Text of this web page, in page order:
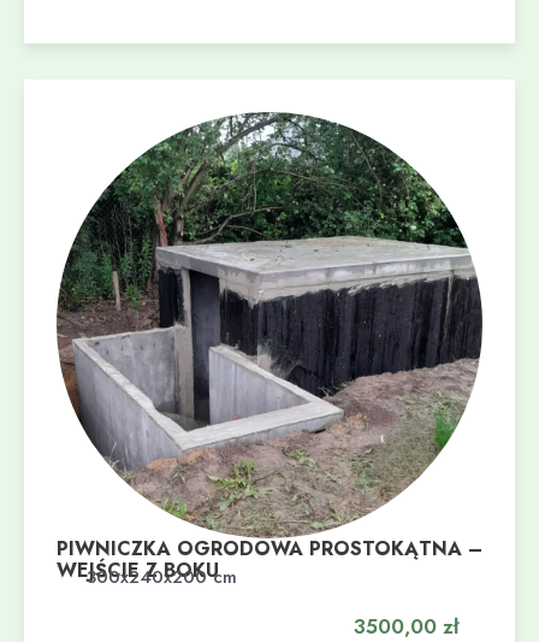
PIWNICZKA OGRODOWA PROSTOKĄTNA –
WEJŚCIE Z BOKU
300x240x200 cm
3500,00 zł
Dodaj do koszyka